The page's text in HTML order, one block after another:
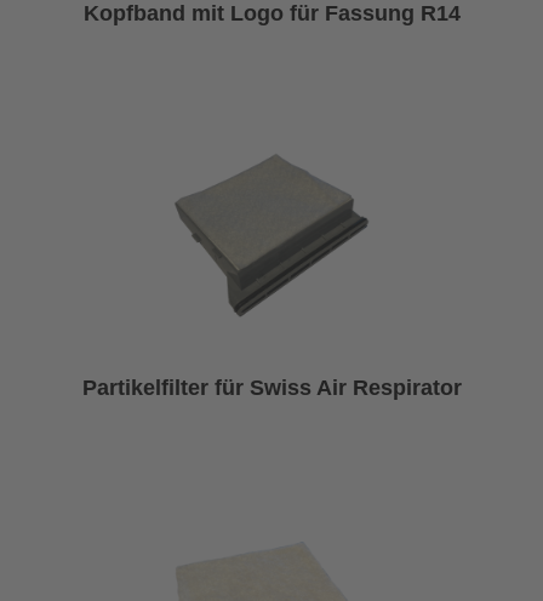
Kopfband mit Logo für Fassung R14
Partikelfilter für Swiss Air Respirator